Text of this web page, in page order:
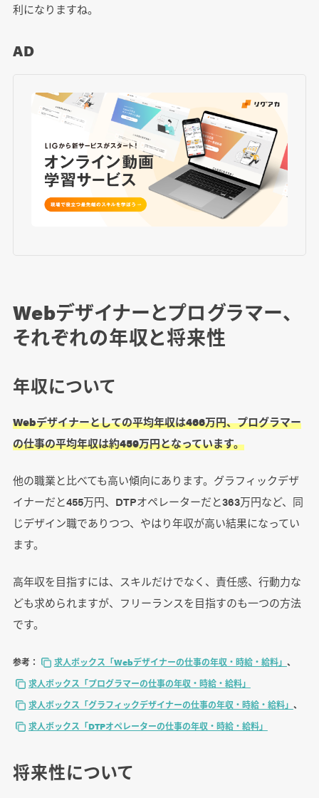
利になりますね。
AD
Webデザイナーとプログラマー、
それぞれの年収と将来性
年収について
Webデザイナーとしての平均年収は466万円、プログラマー
の仕事の平均年収は約459万円となっています。
他の職業と比べても高い傾向にあります。グラフィックデザ
イナーだと455万円、DTPオペレーターだと363万円など、同
じデザイン職でありつつ、やはり年収が高い結果になってい
ます。
高年収を目指すには、スキルだけでなく、責任感、行動力な
ども求められますが、フリーランスを目指すのも一つの方法
です。
参考： 求人ボックス「Webデザイナーの仕事の年収・時給・給料」 、
求人ボックス「プログラマーの仕事の年収・時給・給料」
求人ボックス「グラフィックデザイナーの仕事の年収・時給・給料」 、
求人ボックス「DTPオペレーターの仕事の年収・時給・給料」
将来性について